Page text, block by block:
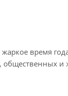
время
общественных и